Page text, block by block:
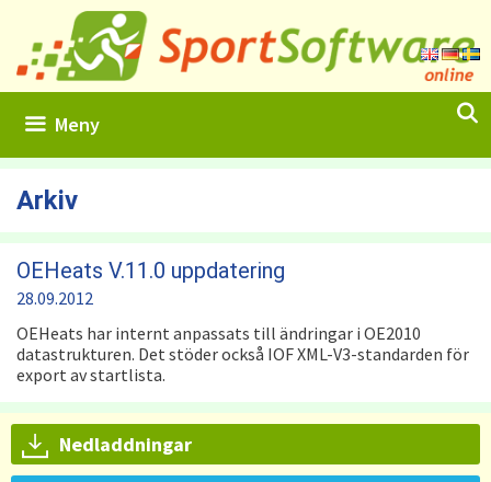
innehåll
Meny
Arkiv
OEHeats V.11.0 uppdatering
28.09.2012
OEHeats har internt anpassats till ändringar i OE2010
datastrukturen. Det stöder också IOF XML-V3-standarden för
export av startlista.
Nedladdningar